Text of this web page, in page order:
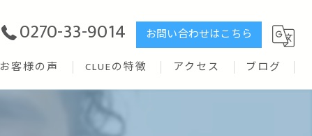
0270-33-9014
お問い合わせはこちら
お客様の声 CLUEの特徴
リハビリ
アクセス ブログ